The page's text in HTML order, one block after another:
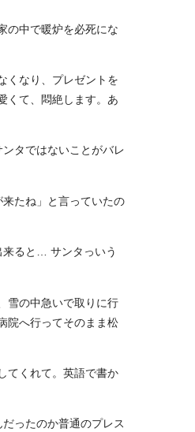
の中で暖炉を必死にな
くなり、プレゼントを
くて、悶絶します。あ
タではないことがバレ
たね」と言っていたの
来ると… サンタっいう
雪の中急いで取りに行
院へ行ってそのまま松
てくれて。英語で書か
ったのか普通のプレス